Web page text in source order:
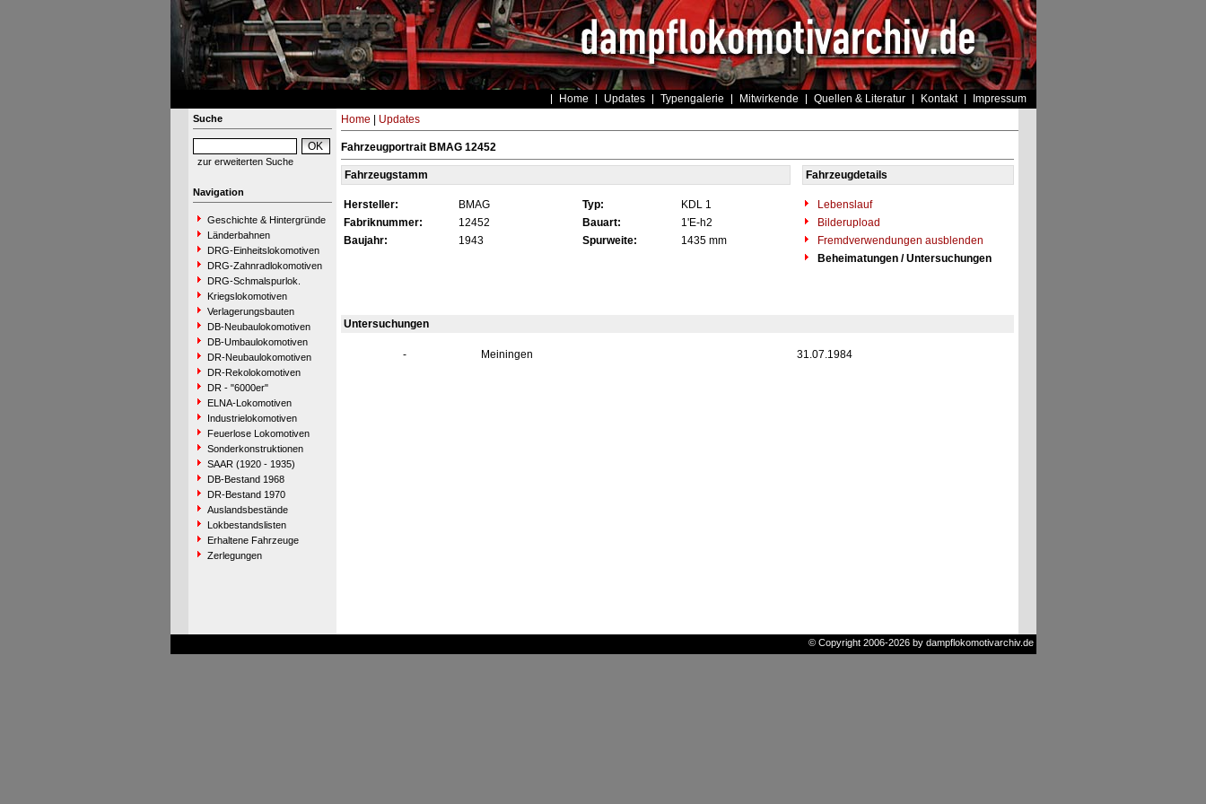
Home Updates Typengalerie Mitwirkende Quellen & Literatur Kontakt Impressum
Suche
zur erweiterten Suche
Navigation
Geschichte & Hintergründe
Länderbahnen
DRG-Einheitslokomotiven
DRG-Zahnradlokomotiven
DRG-Schmalspurlok.
Kriegslokomotiven
Verlagerungsbauten
DB-Neubaulokomotiven
DB-Umbaulokomotiven
DR-Neubaulokomotiven
DR-Rekolokomotiven
DR - "6000er"
ELNA-Lokomotiven
Industrielokomotiven
Feuerlose Lokomotiven
Sonderkonstruktionen
SAAR (1920 - 1935)
DB-Bestand 1968
DR-Bestand 1970
Auslandsbestände
Lokbestandslisten
Erhaltene Fahrzeuge
Zerlegungen
Home Updates
Fahrzeugportrait BMAG 12452
Fahrzeugstamm Fahrzeugdetails
Hersteller: BMAG Typ: KDL 1
Lebenslauf
Fabriknummer:
12452 Bauart: 1'E-h2
Bilderupload
Baujahr:
1943 Spurweite: 1435 mm
Fremdverwendungen ausblenden
Beheimatungen / Untersuchungen
Untersuchungen
- Meiningen 31.07.1984
© Copyright 2006-2026 by dampflokomotivarchiv.de